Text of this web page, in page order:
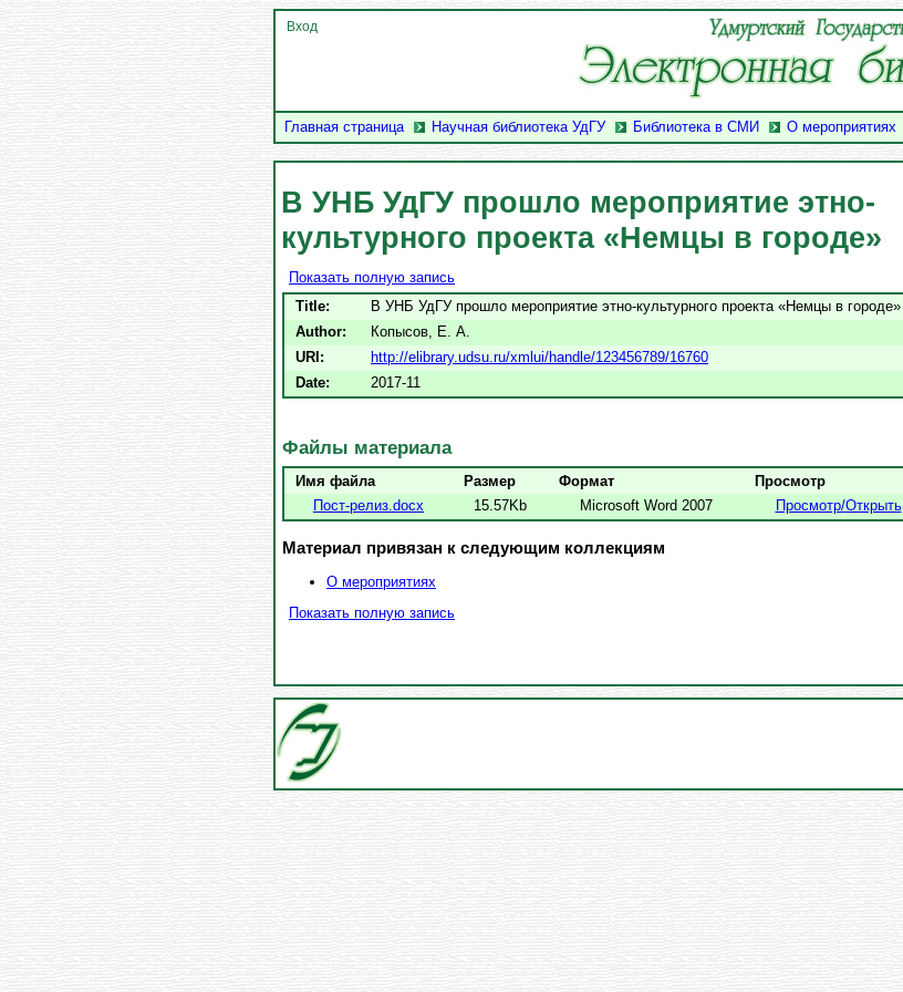
Главная страница Научная библиотека УдГУ Библиотека в СМИ О мероприятиях
Вход
В УНБ УдГУ прошло мероприятие этно-
культурного проекта «Немцы в городе»
Показать полную запись
Title:
В УНБ УдГУ прошло мероприятие этно-культурного проекта «Немцы в городе»
Author:
Копысов, Е. А.
URI:
http://elibrary.udsu.ru/xmlui/handle/123456789/16760
Date:
2017-11
Файлы материала
Имя файла Размер Формат
Просмотр
Пост-релиз.docx
15.57Kb Microsoft Word 2007 Просмотр/Открыть
Материал привязан к следующим коллекциям
О мероприятиях
Показать полную запись